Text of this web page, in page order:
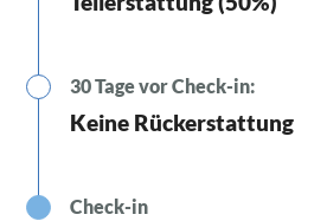
30 Tage vor Check-in:
Keine Rückerstattung
Check-in